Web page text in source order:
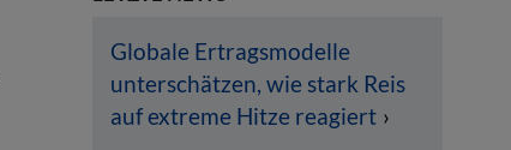
Globale Ertragsmodelle
unterschätzen, wie stark Reis
auf extreme Hitze reagiert